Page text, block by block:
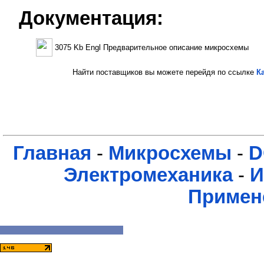
Документация:
3075 Kb Engl Предварительное описание микросхемы
Найти поставщиков вы можете перейдя по ссылке
Главная - Микросхемы -
Электромеханика-